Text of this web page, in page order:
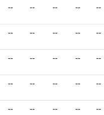
-- -- -- -- --
-- -- -- -- --
-- -- -- -- --
-- -- -- -- --
-- -- -- -- --